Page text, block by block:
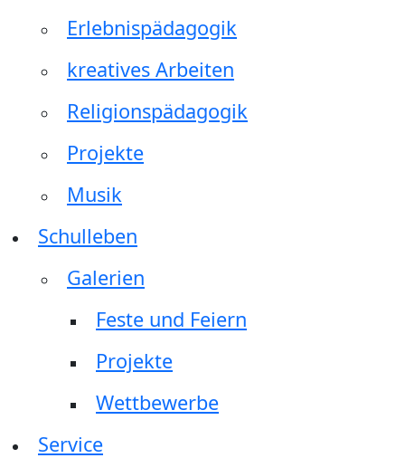
Erlebnispädagogik
kreatives Arbeiten
Religionspädagogik
Projekte
Musik
Schulleben
Galerien
Feste und Feiern
Projekte
Wettbewerbe
Service